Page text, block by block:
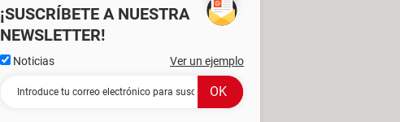
¡SUSCRÍBETE A NUESTRA
NEWSLETTER!
Noticias Ver un ejemplo